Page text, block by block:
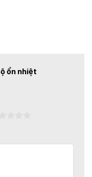
ổn nhiệt